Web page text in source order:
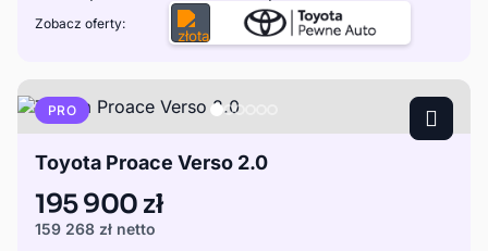
Zobacz oferty:
PRO
Toyota Proace Verso 2.0
195 900 zł
159 268 zł netto